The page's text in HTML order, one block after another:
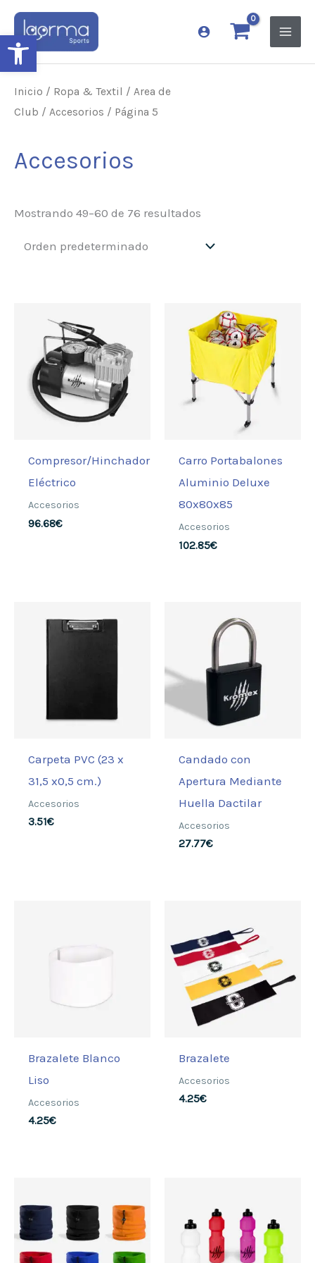
Abrir barra de herramientas
al
contenido
Inicio / Ropa & Textil / Area de
Club / Accesorios / Página 5
Accesorios
Mostrando 49–60 de 76 resultados
Compresor/Hinchador
Eléctrico
Accesorios
96.68€
Carro Portabalones
Aluminio Deluxe
80x80x85
Accesorios
102.85€
Carpeta PVC (23 x
31,5 x0,5 cm.)
Accesorios
3.51€
Candado con
Apertura Mediante
Huella Dactilar
Accesorios
27.77€
Brazalete Blanco
Liso
Accesorios
4.25€
Brazalete
Accesorios
4.25€